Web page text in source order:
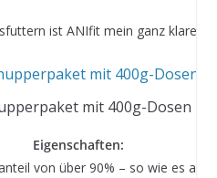
ist ANIfit mein ganz klarer
mit 400g-Dosen
Eigenschaften:
von über 90% – so wie es